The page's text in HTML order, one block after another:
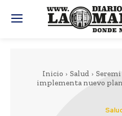
Inicio Salud
Seremi
implementa nuevo plan